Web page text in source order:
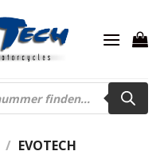
/ EVOTECH